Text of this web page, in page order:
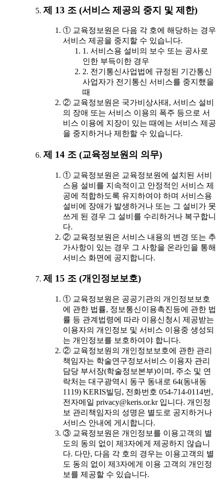
제 13 조 (서비스 제공의 중지 및 제한)
① 교육정보원은 다음 각 호에 해당하는 경우
서비스 제공을 중지할 수 있습니다.
1. 서비스용 설비의 보수 또는 공사로
인한 부득이한 경우
2. 전기통신사업법에 규정된 기간통신
사업자가 전기통신 서비스를 중지했을
때
② 교육정보원은 국가비상사태, 서비스 설비
의 장애 또는 서비스 이용의 폭주 등으로 서
비스 이용에 지장이 있는 때에는 서비스 제공
을 중지하거나 제한할 수 있습니다.
제 14 조 (교육정보원의 의무)
① 교육정보원은 교육정보원에 설치된 서비
스용 설비를 지속적이고 안정적인 서비스 제
공에 적합하도록 유지하여야 하며 서비스용
설비에 장애가 발생하거나 또는 그 설비가 못
쓰게 된 경우 그 설비를 수리하거나 복구합니
다.
② 교육정보원은 서비스 내용의 변경 또는 추
가사항이 있는 경우 그 사항을 온라인을 통해
서비스 화면에 공지합니다.
제 15 조 (개인정보보호)
① 교육정보원은 공공기관의 개인정보보호
에 관한 법률, 정보통신이용촉진등에 관한 법
률 등 관계법령에 따라 이용신청시 제공받는
이용자의 개인정보 및 서비스 이용중 생성되
는 개인정보를 보호하여야 합니다.
② 교육정보원의 개인정보보호에 관한 관리
책임자는 학술연구정보서비스 이용자 관리
담당 부서장(학술정보본부)이며, 주소 및 연
락처는 대구광역시 동구 동내로 64(동내동
1119) KERIS빌딩, 전화번호 054-714-0114번,
전자메일 privacy@keris.or.kr 입니다. 개인정
보 관리책임자의 성명은 별도로 공지하거나
서비스 안내에 게시합니다.
③ 교육정보원은 개인정보를 이용고객의 별
도의 동의 없이 제3자에게 제공하지 않습니
다. 다만, 다음 각 호의 경우는 이용고객의 별
도 동의 없이 제3자에게 이용 고객의 개인정
보를 제공할 수 있습니다.